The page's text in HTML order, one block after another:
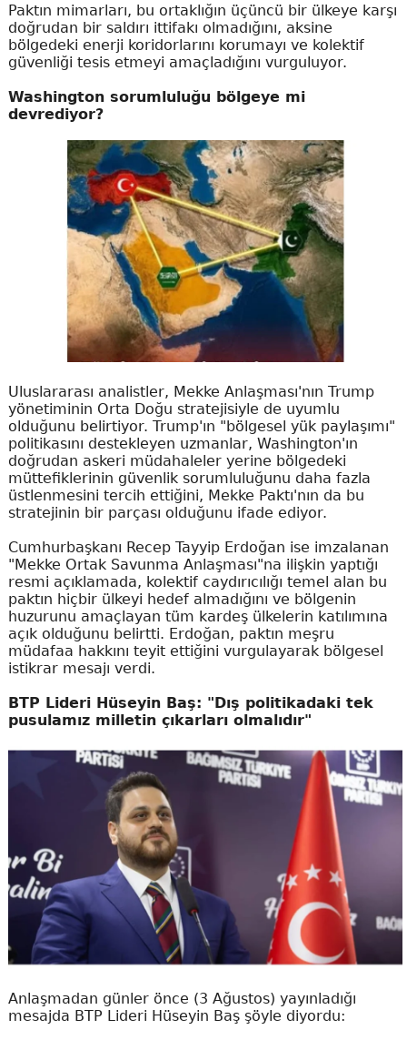
Paktın mimarları, bu ortaklığın üçüncü bir ülkeye karşı
doğrudan bir saldırı ittifakı olmadığını, aksine
bölgedeki enerji koridorlarını korumayı ve kolektif
güvenliği tesis etmeyi amaçladığını vurguluyor.
Washington sorumluluğu bölgeye mi
devrediyor?
Uluslararası analistler, Mekke Anlaşması'nın Trump
yönetiminin Orta Doğu stratejisiyle de uyumlu
olduğunu belirtiyor. Trump'ın "bölgesel yük paylaşımı"
politikasını destekleyen uzmanlar, Washington'ın
doğrudan askeri müdahaleler yerine bölgedeki
müttefiklerinin güvenlik sorumluluğunu daha fazla
üstlenmesini tercih ettiğini, Mekke Paktı'nın da bu
stratejinin bir parçası olduğunu ifade ediyor.
Cumhurbaşkanı Recep Tayyip Erdoğan ise imzalanan
"Mekke Ortak Savunma Anlaşması"na ilişkin yaptığı
resmi açıklamada, kolektif caydırıcılığı temel alan bu
paktın hiçbir ülkeyi hedef almadığını ve bölgenin
huzurunu amaçlayan tüm kardeş ülkelerin katılımına
açık olduğunu belirtti. Erdoğan, paktın meşru
müdafaa hakkını teyit ettiğini vurgulayarak bölgesel
istikrar mesajı verdi.
BTP Lideri Hüseyin Baş: "Dış politikadaki tek
pusulamız milletin çıkarları olmalıdır"
Anlaşmadan günler önce (3 Ağustos) yayınladığı
mesajda BTP Lideri Hüseyin Baş şöyle diyordu: